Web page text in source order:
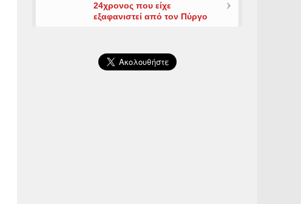
24χρονος που είχε
εξαφανιστεί από τον Πύργο